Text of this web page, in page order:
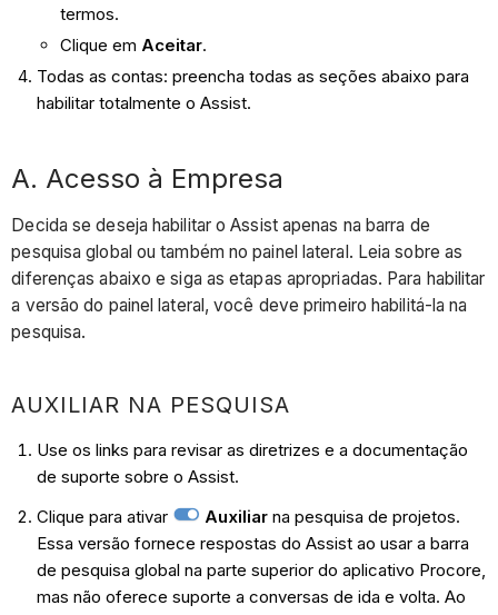
termos.
Clique em Aceitar.
Todas as contas: preencha todas as seções abaixo para
habilitar totalmente o Assist.
A. Acesso à Empresa
Decida se deseja habilitar o Assist apenas na barra de
pesquisa global ou também no painel lateral. Leia sobre as
diferenças abaixo e siga as etapas apropriadas. Para habilitar
a versão do painel lateral, você deve primeiro habilitá-la na
pesquisa.
AUXILIAR NA PESQUISA
Use os links para revisar as diretrizes e a documentação
de suporte sobre o Assist.
Clique para ativar
Auxiliarna pesquisa de projetos.
Essa versão fornece respostas do Assist ao usar a barra
de pesquisa global na parte superior do aplicativo Procore,
mas não oferece suporte a conversas de ida e volta. Ao